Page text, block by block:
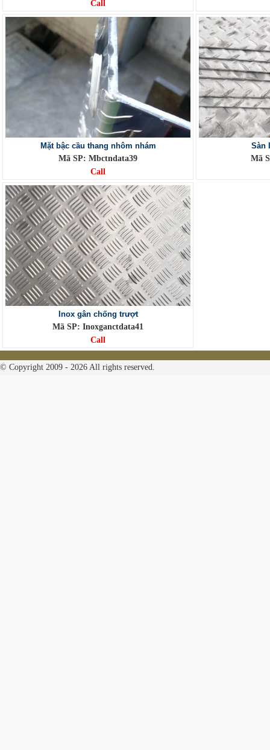
Call
Mặt bậc cầu thang nhôm nhám
Mã SP: Mbctndata39
Call
Sàn
Mã
Inox gân chống trượt
Mã SP: Inoxganctdata41
Call
© Copyright 2009 - 2026 All rights reserved.